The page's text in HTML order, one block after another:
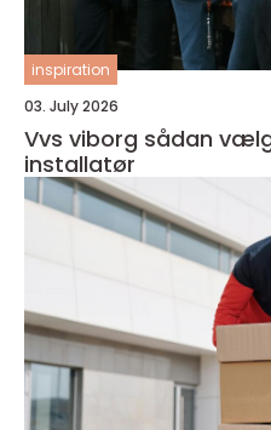
inspiration
03. July 2026
Vvs viborg sådan vælger du den rigtige
installatør